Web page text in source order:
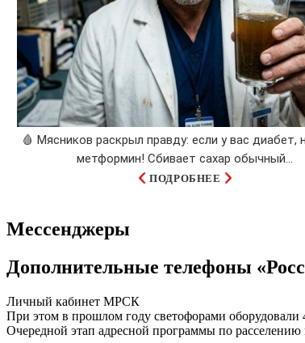
🩸 Мясников раскрыл правду: если у вас диабет,
метформин! Сбивает сахар обычный...
ПОДРОБНЕЕ
Мессенджеры
Дополнительные телефоны
Личный кабинет МРСК
При этом в прошлом году светофорами оборудовали
Очередной этап адресной программы по расселению